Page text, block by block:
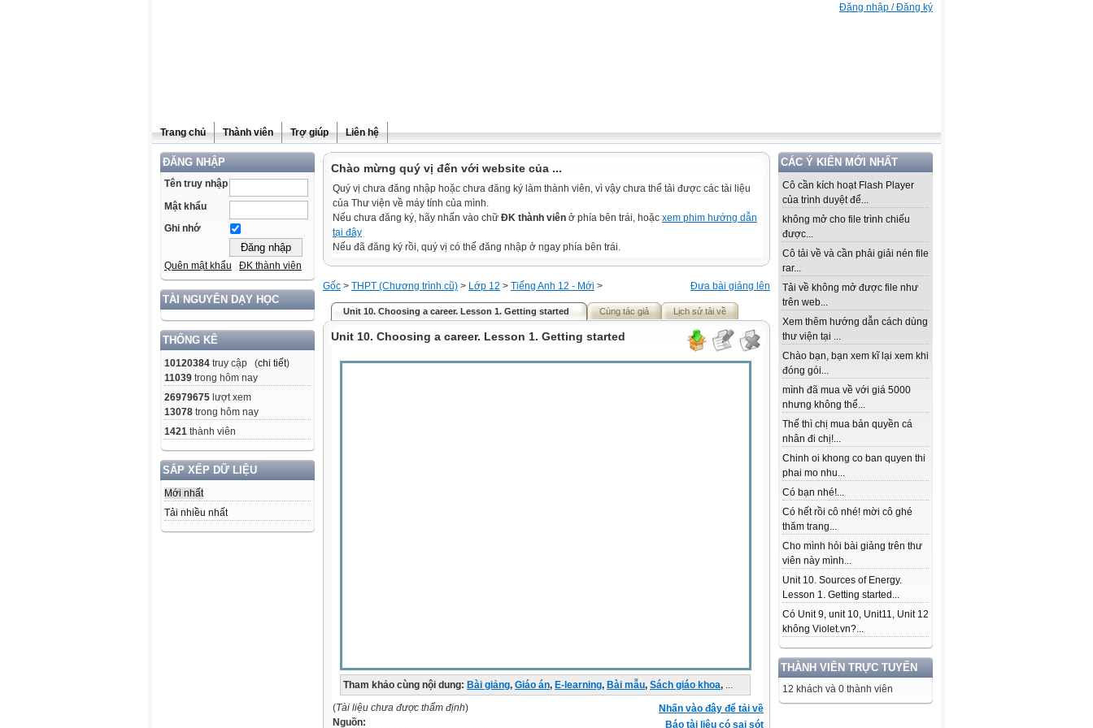
Đăng nhập / Đăng ký
Trang chủ Thành viên Trợ giúp Liên hệ
ĐĂNG NHẬP
Tên truy nhập
Mật khẩu
Ghi nhớ
Quên mật khẩu ĐK thành viên
TÀI NGUYÊN DẠY HỌC
THỐNG KÊ
10120384 truy cập (chi tiết)
11039 trong hôm nay
26979675 lượt xem
13078 trong hôm nay
1421 thành viên
SẮP XẾP DỮ LIỆU
Mới nhất
Tải nhiều nhất
CÁC Ý KIẾN MỚI NHẤT
Cô cần kích hoạt Flash Player
của trình duyệt để...
không mở cho file trình chiếu
được...
Cô tải về và cần phải giải nén file
rar...
Tải về không mở được file như
trên web...
Xem thêm hướng dẫn cách dùng
thư viện tại ...
Chào bạn, bạn xem kĩ lại xem khi
đóng gói...
mình đã mua về với giá 5000
nhưng không thể...
Thế thì chị mua bản quyền cá
nhân đi chị!...
Chinh oi khong co ban quyen thi
phai mo nhu...
Có bạn nhé!...
Có hết rồi cô nhé! mời cô ghé
thăm trang...
Cho mình hỏi bài giảng trên thư
viên này mình...
Unit 10. Sources of Energy.
Lesson 1. Getting started...
Có Unit 9, unit 10, Unit11, Unit 12
không Violet.vn?...
THÀNH VIÊN TRỰC TUYẾN
12 khách và 0 thành viên
Chào mừng quý vị đến với website của ...
Quý vị chưa đăng nhập hoặc chưa đăng ký làm thành viên, vì vậy chưa thể tải được các tài liệu
của Thư viện về máy tính của mình.
Nếu chưa đăng ký, hãy nhấn vào chữ ĐK thành viên ở phía bên trái, hoặc xem phim hướng dẫn
tại đây
Nếu đã đăng ký rồi, quý vị có thể đăng nhập ở ngay phía bên trái.
Đưa bài giảng lên
Gốc > THPT (Chương trình cũ) > Lớp 12 > Tiếng Anh 12 - Mới >
Unit 10. Choosing a career. Lesson 1. Getting started Cùng tác giả Lịch sử tải về
Unit 10. Choosing a career. Lesson 1. Getting started
Tham khảo cùng nội dung: Bài giảng, Giáo án, E-learning, Bài mẫu, Sách giáo khoa, ...
Nhấn vào đây để tải về
Báo tài liệu có sai sót
(Tài liệu chưa được thẩm định)
Nguồn: